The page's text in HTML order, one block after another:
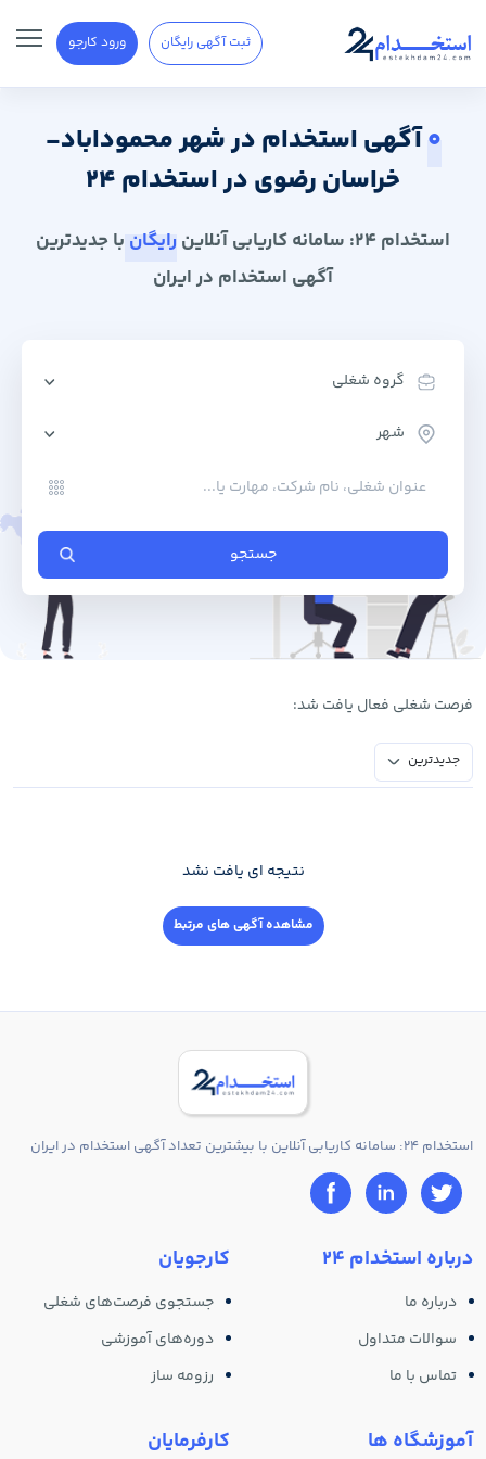
ثبت آگهی رایگان ورود کارجو
0آگهی استخدام در شهر محموداباد-
خراسان رضوی در استخدام 24
استخدام 24: سامانه کاریابی آنلاین رایگان با جدیدترین
آگهی استخدام در ایران
گروه شغلی
شهر
جستجو
فرصت ‌شغلی فعال یافت شد:
جدیدترین
نتیجه ای یافت نشد
مشاهده آگهی های مرتبط
استخدام 24: سامانه کاریابی آنلاین با بیشترین تعداد آگهی استخدام در ایران
درباره استخدام 24
درباره ما
سوالات متداول
تماس با ما
آموزشگاه ها
کارجویان
جستجوی فرصت‌های شغلی
دوره‌های آموزشی
رزومه ساز
کارفرمایان